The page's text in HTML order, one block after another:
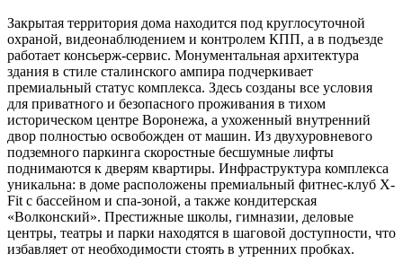
Закрытая территория дома находится под круглосуточной
охраной, видеонаблюдением и контролем КПП, а в подъезде
работает консьерж-сервис. Монументальная архитектура
здания в стиле сталинского ампира подчеркивает
премиальный статус комплекса. Здесь созданы все условия
для приватного и безопасного проживания в тихом
историческом центре Воронежа, а ухоженный внутренний
двор полностью освобожден от машин. Из двухуровневого
подземного паркинга скоростные бесшумные лифты
поднимаются к дверям квартиры. Инфраструктура комплекса
уникальна: в доме расположены премиальный фитнес-клуб X-
Fit с бассейном и спа-зоной, а также кондитерская
«Волконский». Престижные школы, гимназии, деловые
центры, театры и парки находятся в шаговой доступности, что
избавляет от необходимости стоять в утренних пробках.